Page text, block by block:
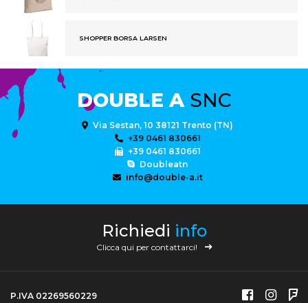
SHOPPER BORSA LARSEN
DOUBLE A SNC
Via Sestan, 10 38121 Trento (TN)
+39 0461 830661
+39 0461 830661
Doubleatn
info@double-a.it
Richiedi info
Clicca qui per contattarci!
P.IVA 02269560229